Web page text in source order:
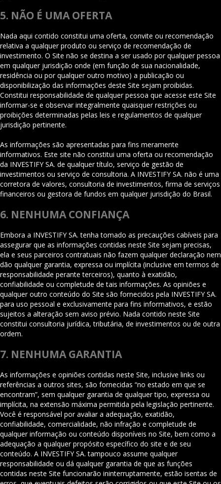
5. NÃO É UMA OFERTA
Nada aqui contido constitui uma oferta, convite ou recomendação
relativa a qualquer produto ou serviço de recomendação de
investimento. O Site não se destina a ser usado por qualquer pessoa
em qualquer jurisdição onde (em função de sua nacionalidade,
residência ou por qualquer outro motivo) a publicação ou
disponibilização das informações deste Site sejam proibidas.
Constitui responsabilidade de qualquer pessoa que acesse este Site
informar-se e observar integralmente quaisquer restrições ou
proibições determinadas pelas leis e regulamentos de qualquer
jurisdição pertinente.
As informações são apresentadas para fins meramente
informativos. Este site não constitui uma oferta ou recomendação
da INVESTIFY SA. de qualquer título, serviço de gestão de
investimentos ou serviço de consultoria. A INVESTIFY SA. não é uma
corretora de valores, consultoria de investimentos, firma de serviços
financeiros ou gestora de fundos em qualquer jurisdição do Brasil.
6. NENHUMA CONFIANÇA
Embora a INVESTIFY SA. tenha tomado as precauções cabíveis para
assegurar que as informações contidas neste Site sejam precisas,
ela e seus parceiros contratuais não fazem qualquer declaração nem
dão qualquer garantia, expressa ou implícita (inclusive em termos de
responsabilidade perante terceiros), quanto à exatidão,
confiabilidade ou completude de tais informações. As opiniões e
qualquer outro conteúdo do Site são fornecidos pela INVESTIFY SA.
para uso pessoal e exclusivamente para fins informativos, e estão
sujeitos a alteração sem aviso prévio. Nada contido neste Site
constitui consultoria jurídica, tributária, de investimentos ou de outra
ordem.
7. NENHUMA GARANTIA
As informações e opiniões contidas neste Site, inclusive links ou
referências a outros sites, são fornecidas “no estado em que se
encontram”, sem qualquer garantia de qualquer tipo, expressa ou
implícita, na extensão máxima permitida pela legislação pertinente.
Você é responsável por avaliar a adequação, exatidão,
confiabilidade, comercialidade, não infração e completude de
qualquer informação ou conteúdo disponíveis no Site, bem como a
adequação a qualquer propósito específico do site e de seu
conteúdo. A INVESTIFY SA. tampouco assume qualquer
responsabilidade ou dá qualquer garantia de que as funções
contidas neste Site funcionarão ininterruptamente, estão isentas de